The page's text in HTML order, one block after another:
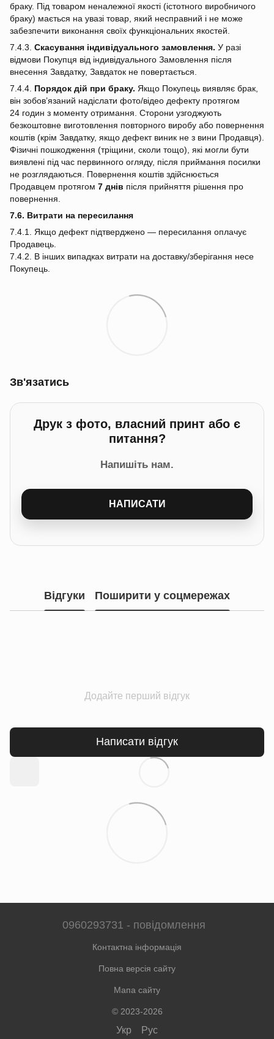
браку. Під товаром неналежної якості (істотного виробничого
браку) мається на увазі товар, який несправний і не може
забезпечити виконання своїх функціональних якостей.
7.4.3. Скасування індивідуального замовлення. У разі
відмови Покупця від індивідуального Замовлення після
внесення Завдатку, Завдаток не повертається.
7.4.4. Порядок дій при браку. Якщо Покупець виявляє брак,
він зобов’язаний надіслати фото/відео дефекту протягом
24 годин з моменту отримання. Сторони узгоджують
безкоштовне виготовлення повторного виробу або повернення
коштів (крім Завдатку, якщо дефект виник не з вини Продавця).
Фізичні пошкодження (тріщини, сколи тощо), які могли бути
виявлені під час первинного огляду, після приймання посилки
не розглядаються. Повернення коштів здійснюється
Продавцем протягом 7 днів після прийняття рішення про
повернення.
7.6. Витрати на пересилання
7.4.1. Якщо дефект підтверджено — пересилання оплачує
Продавець.
7.4.2. В інших випадках витрати на доставку/зберігання несе
Покупець.
Зв'язатись
Друк з фото, власний принт або є
питання?
Напишіть нам.
НАПИСАТИ
Відгуки Поширити у соцмережах
Додайте перший відгук
Написати відгук
0960293731 - повідомлення
Контактна інформація
Повна версія сайту
Мапа сайту
© 2023-2026
Укр Рус